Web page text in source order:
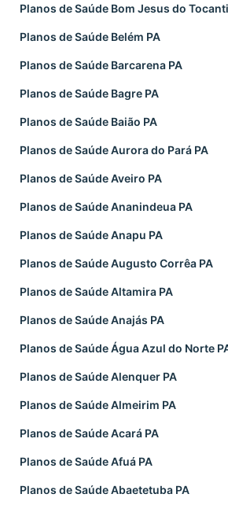
Planos de Saúde Bom Jesus do
Planos de Saúde Belém PA
Planos de Saúde Barcarena PA
Planos de Saúde Bagre PA
Planos de Saúde Baião PA
Planos de Saúde Aurora do Pará PA
Planos de Saúde Aveiro PA
Planos de Saúde Ananindeua PA
Planos de Saúde Anapu PA
Planos de Saúde Augusto Corrêa PA
Planos de Saúde Altamira PA
Planos de Saúde Anajás PA
Planos de Saúde Água Azul do Norte
Planos de Saúde Alenquer PA
Planos de Saúde Almeirim PA
Planos de Saúde Acará PA
Planos de Saúde Afuá PA
Planos de Saúde Abaetetuba PA